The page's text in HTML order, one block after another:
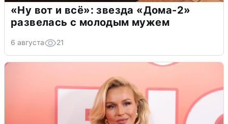
«Ну вот и всё»: звезда «Дома-2»
развелась с молодым мужем
6 августа 21